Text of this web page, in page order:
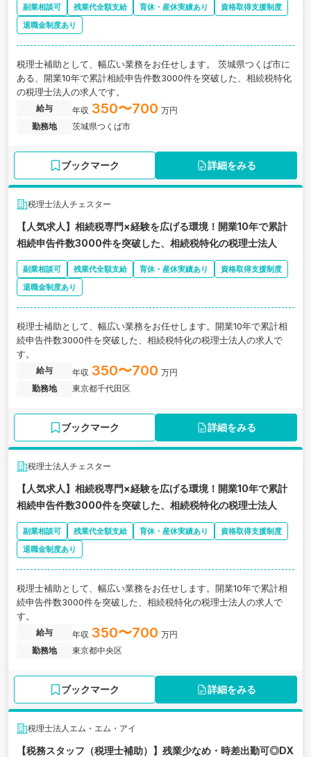
副業相談可 残業代全額支給 育休・産休実績あり
資格取得支援制度
退職金制度あり
税理士補助として、幅広い業務をお任せします。 茨城県つくば市に
ある、開業10年で累計相続申告件数3000件を突破した、相続税特化
の税理士法人の求人です。
給与 年収 350〜700 万円
勤務地
茨城県つくば市
ブックマーク 詳細をみる
税理士法人チェスター
【人気求人】相続税専門×経験を広げる環境！開業10年で累計
相続申告件数3000件を突破した、相続税特化の税理士法人
副業相談可 残業代全額支給 育休・産休実績あり
資格取得支援制度
退職金制度あり
税理士補助として、幅広い業務をお任せします。開業10年で累計相
続申告件数3000件を突破した、相続税特化の税理士法人の求人で
す。
給与 年収 350〜700 万円
勤務地
東京都千代田区
ブックマーク 詳細をみる
税理士法人チェスター
【人気求人】相続税専門×経験を広げる環境！開業10年で累計
相続申告件数3000件を突破した、相続税特化の税理士法人
副業相談可 残業代全額支給 育休・産休実績あり
資格取得支援制度
退職金制度あり
税理士補助として、幅広い業務をお任せします。開業10年で累計相
続申告件数3000件を突破した、相続税特化の税理士法人の求人で
す。
給与 年収 350〜700 万円
勤務地
東京都中央区
ブックマーク 詳細をみる
税理士法人エム・エム・アイ
【税務スタッフ（税理士補助）】残業少なめ・時差出勤可◎DX